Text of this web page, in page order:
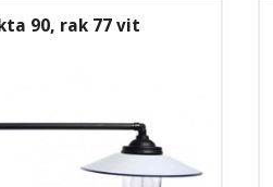
90, rak 77 vit